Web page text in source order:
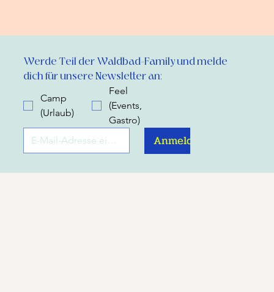
Werde Teil der Waldbad-Family und melde
dich für unsere Newsletter an:
Camp
(Urlaub)
Feel
(Events,
Gastro)
Anmelden